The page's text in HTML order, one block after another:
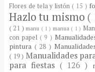
Flores de tela y listón ( 15 )
Hazlo tu mismo (
( 21 )manu ( 1 ) manua ( 1 )
con papel ( 9 )
pintura ( 28 )
( 19 ) Manualidades
para fiestas ( 126 )